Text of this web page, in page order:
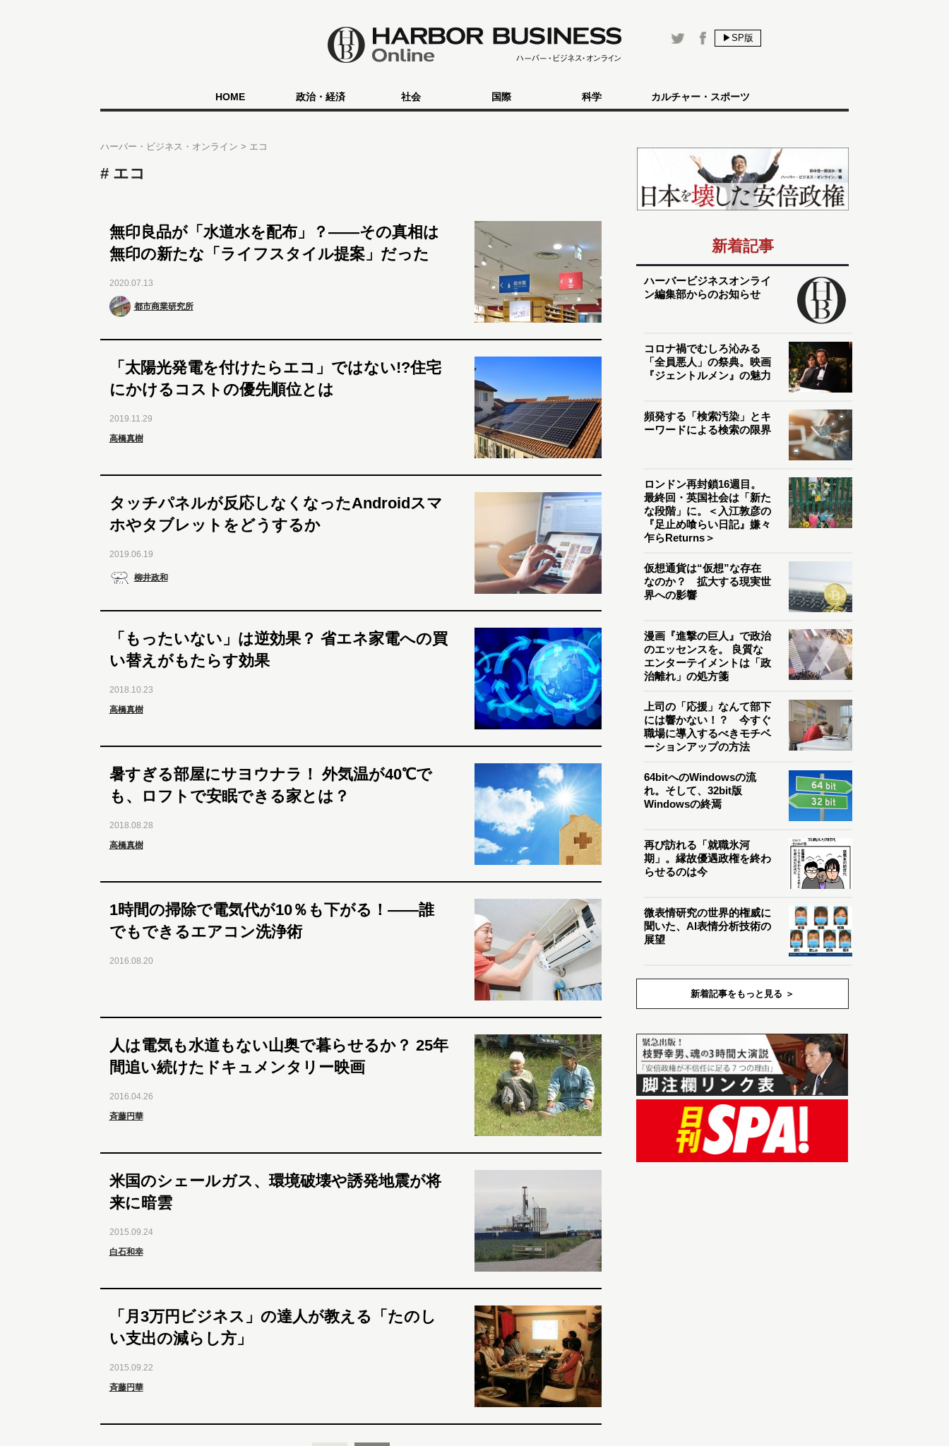
▶SP版
HOME 政治・経済 社会 国際 科学 カルチャー・スポーツ
ハーバー・ビジネス・オンライン エコ
エコ
無印良品が「水道水を配布」？――その真相は
無印の新たな「ライフスタイル提案」だった
2020.07.13
都市商業研究所
「太陽光発電を付けたらエコ」ではない!?住宅
にかけるコストの優先順位とは
2019.11.29
高橋真樹
タッチパネルが反応しなくなったAndroidスマ
ホやタブレットをどうするか
2019.06.19
柳井政和
「もったいない」は逆効果？ 省エネ家電への買
い替えがもたらす効果
2018.10.23
高橋真樹
暑すぎる部屋にサヨウナラ！ 外気温が40℃で
も、ロフトで安眠できる家とは？
2018.08.28
高橋真樹
1時間の掃除で電気代が10％も下がる！――誰
でもできるエアコン洗浄術
2016.08.20
人は電気も水道もない山奥で暮らせるか？ 25年
間追い続けたドキュメンタリー映画
2016.04.26
斉藤円華
米国のシェールガス、環境破壊や誘発地震が将
来に暗雲
2015.09.24
白石和幸
「月3万円ビジネス」の達人が教える「たのし
い支出の減らし方」
2015.09.22
斉藤円華
新着記事
ハーバービジネスオンライ
ン編集部からのお知らせ
コロナ禍でむしろ沁みる
「全員悪人」の祭典。映画
『ジェントルメン』の魅力
頻発する「検索汚染」とキ
ーワードによる検索の限界
ロンドン再封鎖16週目。
最終回・英国社会は「新た
な段階」に。＜入江敦彦の
『足止め喰らい日記』嫌々
乍らReturns＞
仮想通貨は“仮想”な存在
なのか？ 拡大する現実世
界への影響
漫画『進撃の巨人』で政治
のエッセンスを。 良質な
エンターテイメントは「政
治離れ」の処方箋
上司の「応援」なんて部下
には響かない！？ 今すぐ
職場に導入するべきモチベ
ーションアップの方法
64bitへのWindowsの流
れ。そして、32bit版
Windowsの終焉
再び訪れる「就職氷河
期」。縁故優遇政権を終わ
らせるのは今
微表情研究の世界的権威に
聞いた、AI表情分析技術の
展望
新着記事をもっと見る